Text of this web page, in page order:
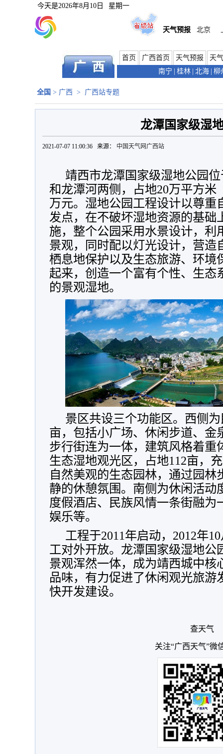
今天是2026年8月10日 星期一
天气预报 北京
首页 广西首页 天气预报
天
南宁
桂林 北海 柳
全国 > 广西 > 广西站专题
龙潭国家级湿
2021-07-07 11:00:36 来源： 中国天气网广西站
靖西市龙潭国家级湿地公园
和龙潭河两侧，占地20万平方米
万元。湿地公园工程设计以尊重
发点，在不破坏湿地资源的基础
施，整个公园采用水景设计，利
景观，同时配以灯光设计，营造
栖息地保护以及生态旅游、环境
起来，创造一个富有个性、生态
的景观湿地。
景区共设三个功能区。西侧
亩，包括小广场、休闲步道、金
步行街连为一体，建筑风格着重
生态湿地观光区，占地112亩，
自然美观的生态园林，通过园林
静的休憩氛围。南侧为休闲活动
度假酒店、民族风情一条街融为
娱乐等。
工程于2011年启动，2012年
工对外开放。龙潭国家级湿地公
景观浑然一体，成为靖西城中核
品味，有力促进了休闲观光旅游
快开发建设。
查天气
关注“广西天气”微